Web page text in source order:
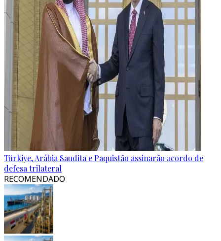
Türkiye, Arábia Saudita e Paquistão assinarão acordo de
defesa trilateral
RECOMENDADO